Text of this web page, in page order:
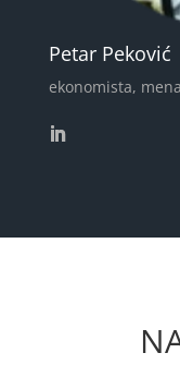
Petar Peković
ekonomista,